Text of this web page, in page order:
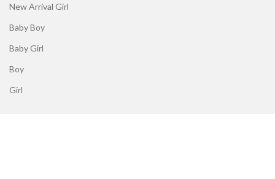
New Arrival Girl
Baby Boy
Baby Girl
Boy
Girl